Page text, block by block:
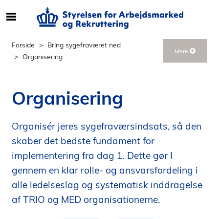
e
r
n
d
h
o
l
d
å
Forside
Bring sygefraværet ned
Organisering
Mere
Organisering
Organisér jeres sygefraværsindsats, så den
skaber det bedste fundament for
implementering fra dag 1. Dette gør I
gennem en klar rolle- og ansvarsfordeling i
alle ledelseslag og systematisk inddragelse
af TRIO og MED organisationerne.